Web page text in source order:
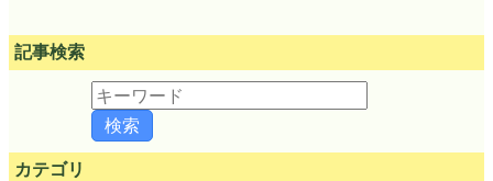
記事検索
カテゴリ